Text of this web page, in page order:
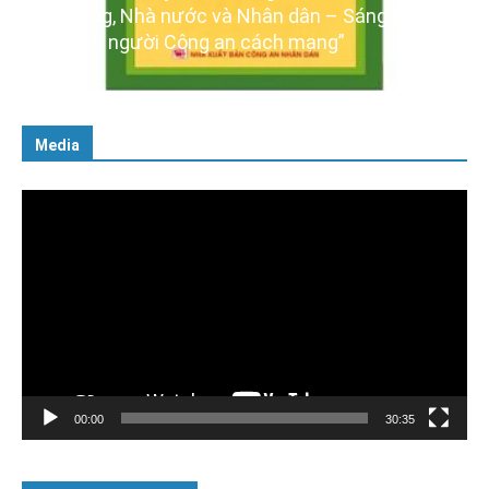
Ra mắt ba
Nhà nước và Nhân dân – Sáng ngời
Công an cách mạng”
Media
00:00 30:35